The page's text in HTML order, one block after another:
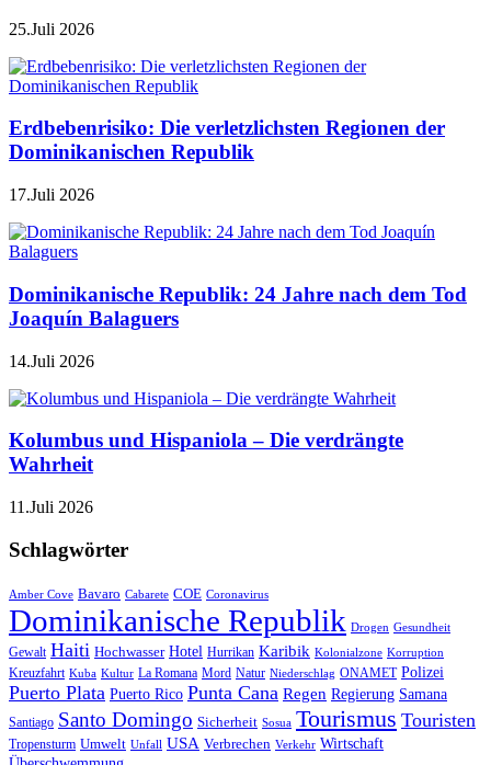
25.Juli 2026
Erdbebenrisiko: Die verletzlichsten Regionen der
Dominikanischen Republik
17.Juli 2026
Dominikanische Republik: 24 Jahre nach dem Tod
Joaquín Balaguers
14.Juli 2026
Kolumbus und Hispaniola – Die verdrängte
Wahrheit
11.Juli 2026
Schlagwörter
Amber Cove Bavaro Cabarete COE Coronavirus
Dominikanische Republik Drogen Gesundheit
Gewalt Haiti Hochwasser Hotel Hurrikan Karibik Kolonialzone Korruption
Kreuzfahrt Kuba Kultur La Romana Mord Natur Niederschlag ONAMET Polizei
Puerto Plata Puerto Rico Punta Cana Regen Regierung Samana
Santiago Santo Domingo Sicherheit Sosua Tourismus Touristen
Tropensturm Umwelt Unfall USA Verbrechen Verkehr Wirtschaft